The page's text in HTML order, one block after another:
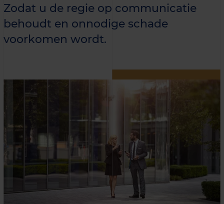
Zodat u de regie op communicatie
behoudt en onnodige schade
voorkomen wordt.